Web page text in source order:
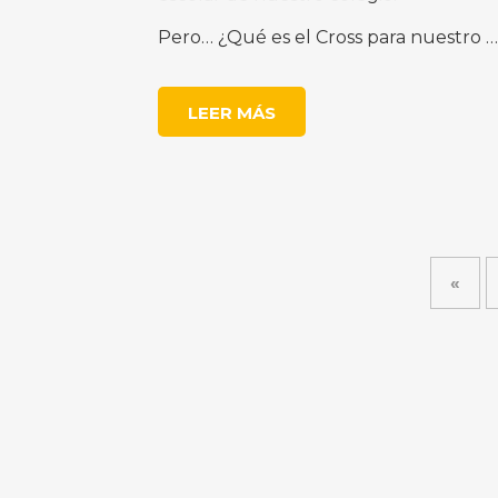
Pero… ¿Qué es el Cross para nuestro …
LEER MÁS
«